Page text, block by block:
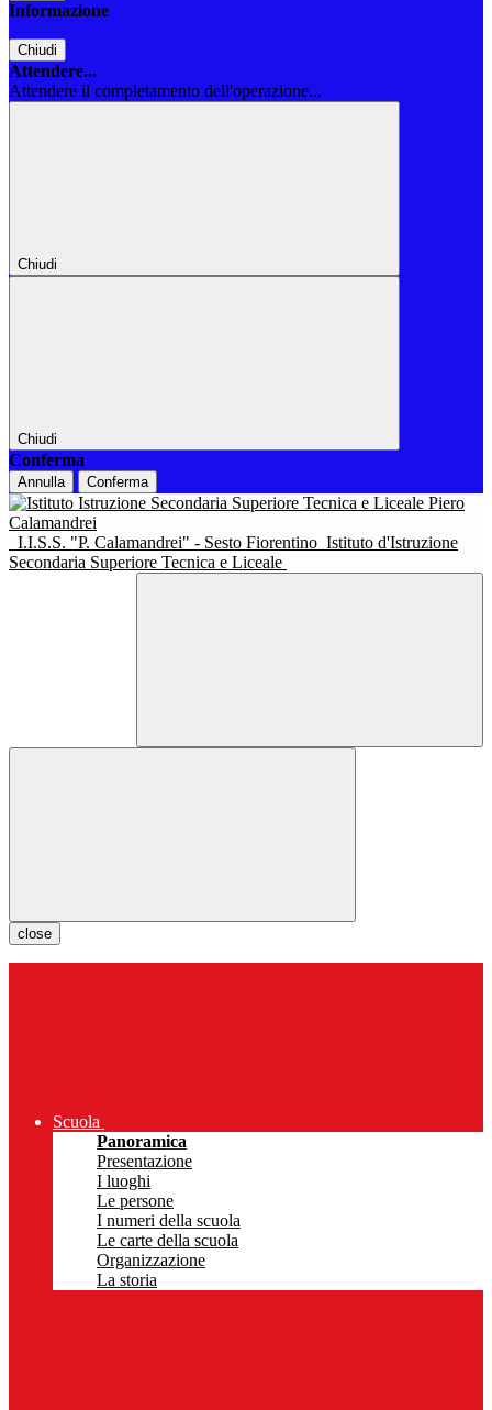
Informazione
Chiudi
Attendere...
Attendere il completamento dell'operazione...
Chiudi
Chiudi
Conferma
Annulla Conferma
I.I.S.S. "P. Calamandrei" - Sesto Fiorentino Istituto d'Istruzione
Secondaria Superiore Tecnica e Liceale
close
Scuola
Panoramica
Presentazione
I luoghi
Le persone
I numeri della scuola
Le carte della scuola
Organizzazione
La storia